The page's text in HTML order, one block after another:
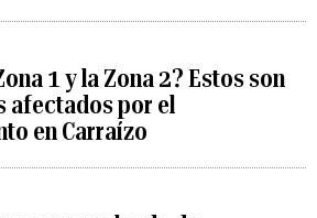
1 y la Zona 2? Estos son
afectados por el
en Carraízo